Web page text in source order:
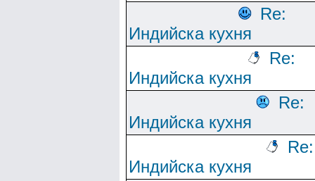
Re:
Индийска кухня
Re:
Индийска кухня
Re:
Индийска кухня
Re:
Индийска кухня